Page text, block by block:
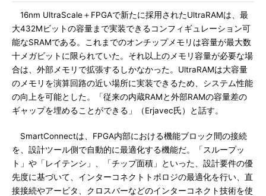
16nm UltraScale＋FPGAで新たに採用されたUltraRAMは、最
大432Mビットの容量まで実装できるコンフィギュレーション可
能なSRAMである。これまでのオンチップメモリは容量が最大数
十メガビットに限られていた。それ以上のメモリ容量が必要な場
合は、外部メモリで拡張するしかなかった。UltraRAMは大容量
のメモリを演算回路の近い場所に実装できるため、システム性能
の向上を可能とした。「従来の内蔵RAMと外部RAMの容量差の
ギャップを埋めることができる」（Erjavec氏）と話す。
SmartConnectは、FPGA内部における機能ブロック間の接続
を、設計ツール側で自動的に最適化する機能だ。「スループッ
ト」や「レイテンシ」、「チップ面積」といった、設計要件の優
先度に基づいて、インターコネクトトポロジの最適化を行い、直
接接続やアービタ、クロスバーなどのインターコネクト技術を使